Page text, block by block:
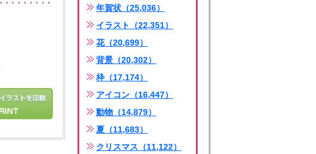
年賀状（25,036）
イラスト（22,351）
花（20,699）
背景（20,302）
枠（17,174）
アイコン（16,447）
動物（14,879）
夏（11,683）
クリスマス（11,122）